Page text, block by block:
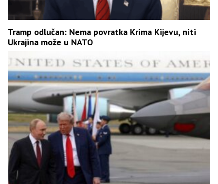
Tramp odlučan: Nema povratka Krima Kijevu, niti
Ukrajina može u NATO